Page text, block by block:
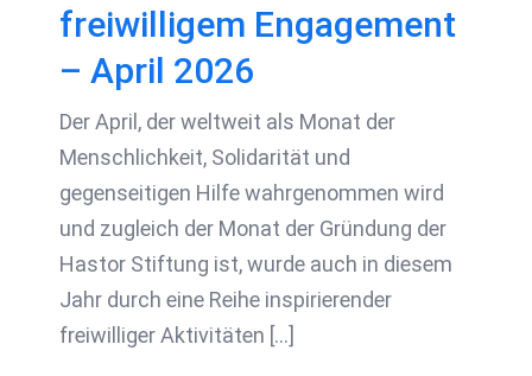
freiwilligem Engagement
– April 2026
Der April, der weltweit als Monat der
Menschlichkeit, Solidarität und
gegenseitigen Hilfe wahrgenommen wird
und zugleich der Monat der Gründung der
Hastor Stiftung ist, wurde auch in diesem
Jahr durch eine Reihe inspirierender
freiwilliger Aktivitäten [...]